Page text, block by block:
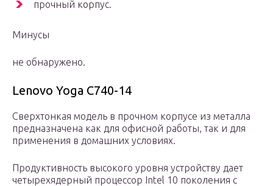
прочный корпус.
Минусы
не обнаружено.
Lenovo Yoga C740-14
Сверхтонкая модель в прочном корпусе из металла
предназначена как для офисной работы, так и для
применения в домашних условиях.
Продуктивность высокого уровня устройству дает
четырехядерный процессор Intel 10 поколения с